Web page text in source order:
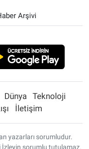
Arşivi
Dünya
Teknoloji
İletişim
yazarları sorumludur.
İzleyin sorumlu tutulamaz.